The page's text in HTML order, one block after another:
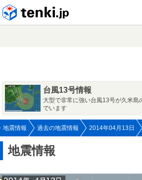
台風13号情報
大型で非常に強い台風13号が久米島
でいます
地震情報 過去の地震情報 2014年04月13日
地震情報